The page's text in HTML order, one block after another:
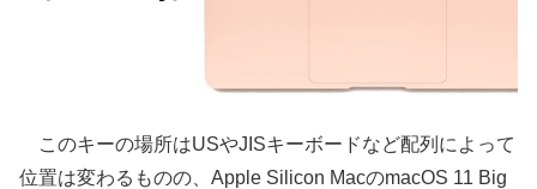
このキーの場所はUSやJISキーボードなど配列によって
位置は変わるものの、Apple Silicon MacのmacOS 11 Big